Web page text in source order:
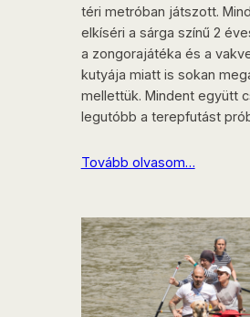
téri metróban játszott.
elkíséri a sárga színű 2
a zongorajátéka és a
kutyája miatt is sokan
mellettük. Mindent együtt
legutóbb a terepfutást
Tovább olvasom…